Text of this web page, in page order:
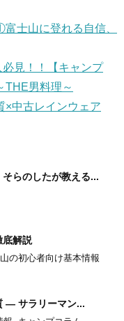
士山に登れる自信、
見！！【キャンプ
THE男料理～
×中古レインウェア
らのしたが教える...
底解説
の初心者向け基本情報
― サラリーマン...